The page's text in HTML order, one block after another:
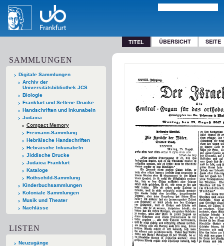
TITEL ÜBERSICHT SEITE
SAMMLUNGEN
Digitale Sammlungen
Archiv der
Universitätsbibliothek JCS
Biologie
Frankfurt und Seltene Drucke
Handschriften und Inkunabeln
Judaica
Compact Memory
Freimann-Sammlung
Hebräische Handschriften
Hebräische Inkunabeln
Jiddische Drucke
Judaica Frankfurt
Kataloge
Rothschild-Sammlung
Kinderbuchsammlungen
Koloniale Sammlungen
Musik und Theater
Nachlässe
LISTEN
Neuzugänge